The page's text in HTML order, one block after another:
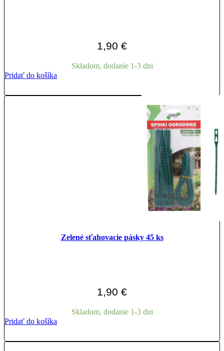
1,90 €
Skladom, dodanie 1-3 dni
Pridať do košíka
Zelené sťahovacie pásky 45 ks
1,90 €
Skladom, dodanie 1-3 dni
Pridať do košíka